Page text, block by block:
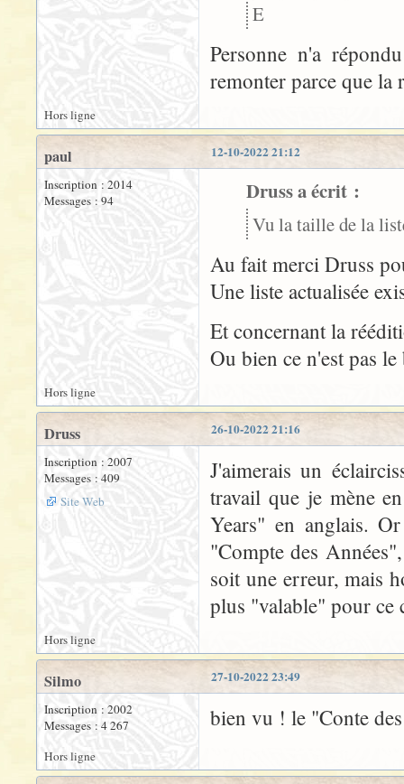
E
Personne n'a
remonter parce que la
Hors ligne
12-10-2022 21:12
paul
Inscription : 2014
Messages : 94
Druss a écrit :
Vu la taille de la
Au fait merci Druss
Une liste actualisée
Et concernant la
Ou bien ce n'est pas
Hors ligne
26-10-2022 21:16
Druss
Inscription : 2007
Messages : 409
Site Web
J'aimerais un
travail que je mène
Years" en anglais.
"Compte des
soit une erreur, mais
plus "valable" pour ce
Hors ligne
27-10-2022 23:49
Silmo
Inscription : 2002
Messages : 4 267
bien vu ! le "Conte
Hors ligne